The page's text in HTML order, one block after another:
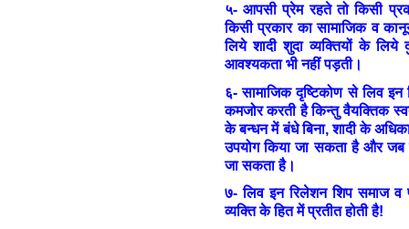
५- आपसी प्रेम रहते तो किसी
किसी प्रकार का सामाजिक व
लिये शादी शुदा व्यक्तियों के लिये
आवश्यकता भी नहीं पड़ती।
६- सामाजिक दृष्टिकोण से लिव इन
कमजोर करती है किन्तु वैयक्तिक
के बन्धन में बंधे बिना, शादी के
उपयोग किया जा सकता है और
जा सकता है।
७- लिव इन रिलेशन शिप समाज व
व्यक्ति के हित में प्रतीत होती है!